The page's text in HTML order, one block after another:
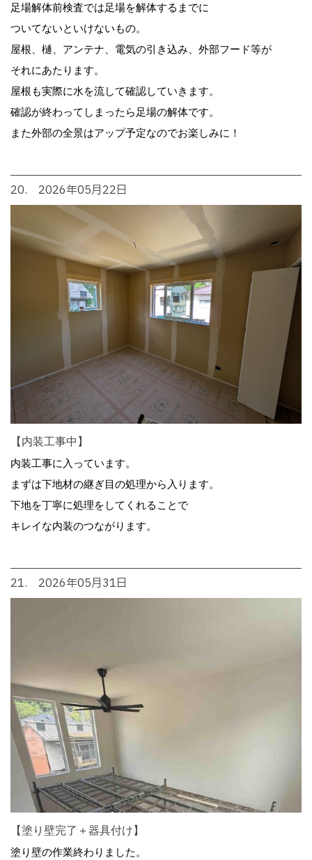
足場解体前検査では足場を解体するまでに
ついてないといけないもの。
屋根、樋、アンテナ、電気の引き込み、外部フード等が
それにあたります。
屋根も実際に水を流して確認していきます。
確認が終わってしまったら足場の解体です。
また外部の全景はアップ予定なのでお楽しみに！
20. 2026年05月22日
【内装工事中】
内装工事に入っています。
まずは下地材の継ぎ目の処理から入ります。
下地を丁寧に処理をしてくれることで
キレイな内装のつながります。
21. 2026年05月31日
【塗り壁完了＋器具付け】
塗り壁の作業終わりました。